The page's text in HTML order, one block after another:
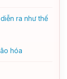
ra như thế
hóa